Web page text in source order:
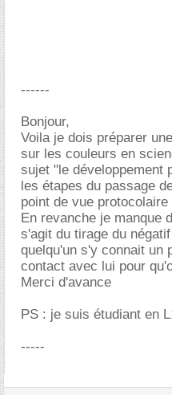
------
Bonjour,
Voila je dois préparer
sur les couleurs en
sujet "le développement
les étapes du passage
point de vue
En revanche je manque
s'agit du tirage du
quelqu'un s'y connait un
contact avec lui pour
Merci d'avance
PS : je suis étudiant en
-----